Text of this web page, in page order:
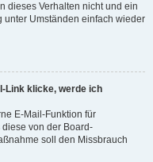
dieses Verhalten nicht und ein
unter Umständen einfach wieder
Link klicke, werde ich
E-Mail-Funktion für
von der Board-
soll den Missbrauch